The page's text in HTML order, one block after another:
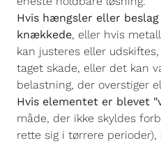
Hvis hængsler eller
knækkede, eller hvis
kan justeres eller
taget skade, eller det kan
belastning, der overstiger
Hvis elementet er blevet
måde, der ikke skyldes
rette sig i tørrere